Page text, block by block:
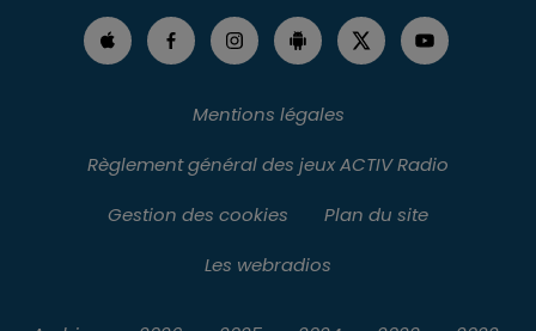
Mentions légales
Règlement général des jeux ACTIV Radio
Gestion des cookies
Plan du site
Les webradios